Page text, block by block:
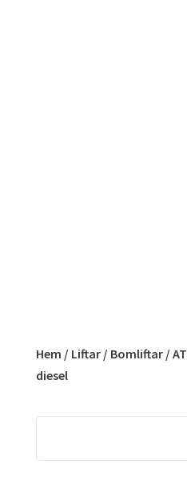
Hem / Liftar/ Bomliftar/
diesel